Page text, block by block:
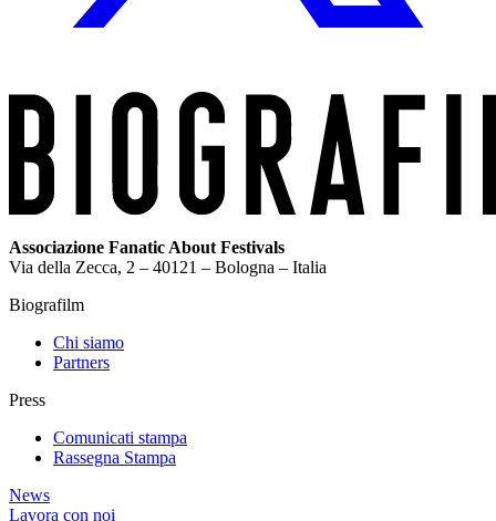
Associazione Fanatic About Festivals
Via della Zecca, 2 – 40121 – Bologna – Italia
Biografilm
Chi siamo
Partners
Press
Comunicati stampa
Rassegna Stampa
News
Lavora con noi